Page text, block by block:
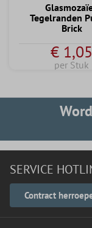
Tegelranden
Brick
€ 1,05
per Stuk
SERVICE
Contract